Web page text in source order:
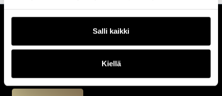
Salli kaikki
Kiellä